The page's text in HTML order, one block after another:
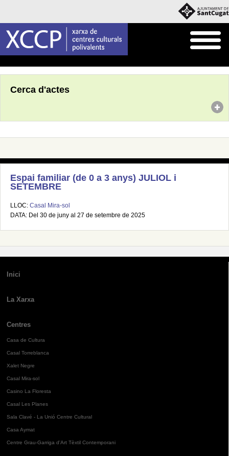
Cerca d'actes
Espai familiar (de 0 a 3 anys) JULIOL i
SETEMBRE
LLOC: Casal Mira-sol
DATA: Del 30 de juny al 27 de setembre de 2025
Inici
La Xarxa
Centres
Casa de Cultura
Casal Torreblanca
Xalet Negre
Casal Mira-sol
Casino La Floresta
Casal Les Planes
Sala Clavé - La Unió Centre Cultural
Casa Aymat
Centre Grau-Garriga d'Art Tèxtil Contemporani